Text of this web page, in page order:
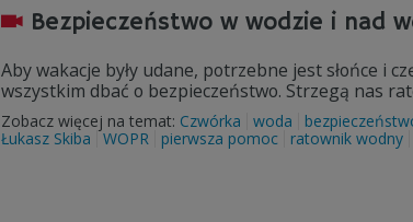
Bezpieczeństwo w wodzie i nad
Aby wakacje były udane, potrzebne jest słońce i
wszystkim dbać o bezpieczeństwo. Strzegą nas
Zobacz więcej na temat: Czwórka woda
Łukasz Skiba
WOPR pierwsza pomoc ratownik wodny